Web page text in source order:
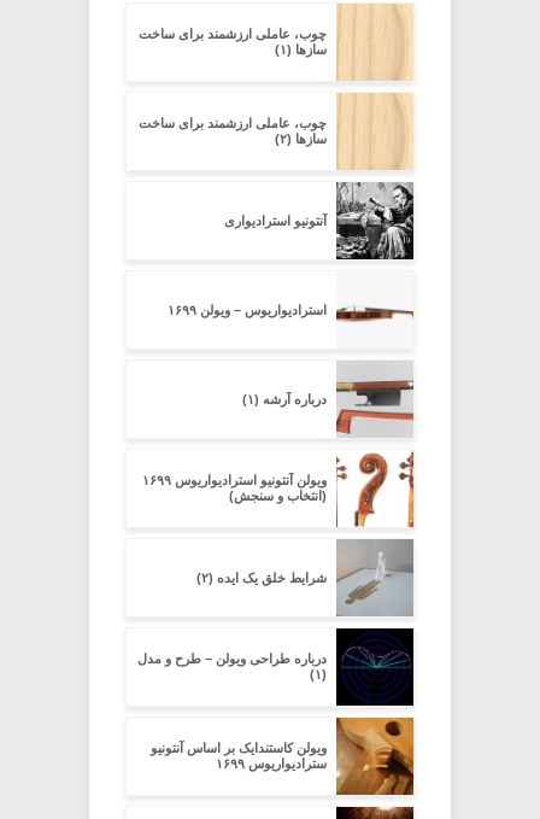
چوب، عاملی ارزشمند برای ساخت
سازها (۱)
چوب، عاملی ارزشمند برای ساخت
سازها (۲)
آنتونیو استرادیواری
استرادیواریوس – ویولن ۱۶۹۹
درباره آرشه (۱)
ویولن آنتونیو استرادیواریوس ۱۶۹۹
(انتخاب و سنجش)
شرایط خلق یک ایده (۲)
درباره طراحی ویولن – طرح و مدل
(۱)
ویولن کاستندایک بر اساس آنتونیو
سترادیواریوس ۱۶۹۹